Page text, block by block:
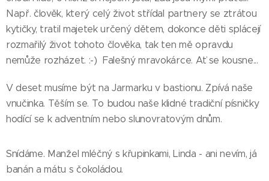
Např. člověk, který celý život střídal partnery se ztrátou
kytičky, tratil majetek určený dětem, dokonce děti splácejí
rozmařilý život tohoto člověka, tak ten mě opravdu
nemůže rozházet. :-) Falešný mravokárce. Ať se kousne...
V deset musíme být na Jarmarku v bastionu. Zpívá naše
vnučinka. Těším se. To budou naše klidné tradiční písničky
hodící se k adventním nebo slunovratovým dnům.
Snídáme. Manžel mléčný s křupinkami, Linda - ani nevím, já
banán a mátu s čokoládou.